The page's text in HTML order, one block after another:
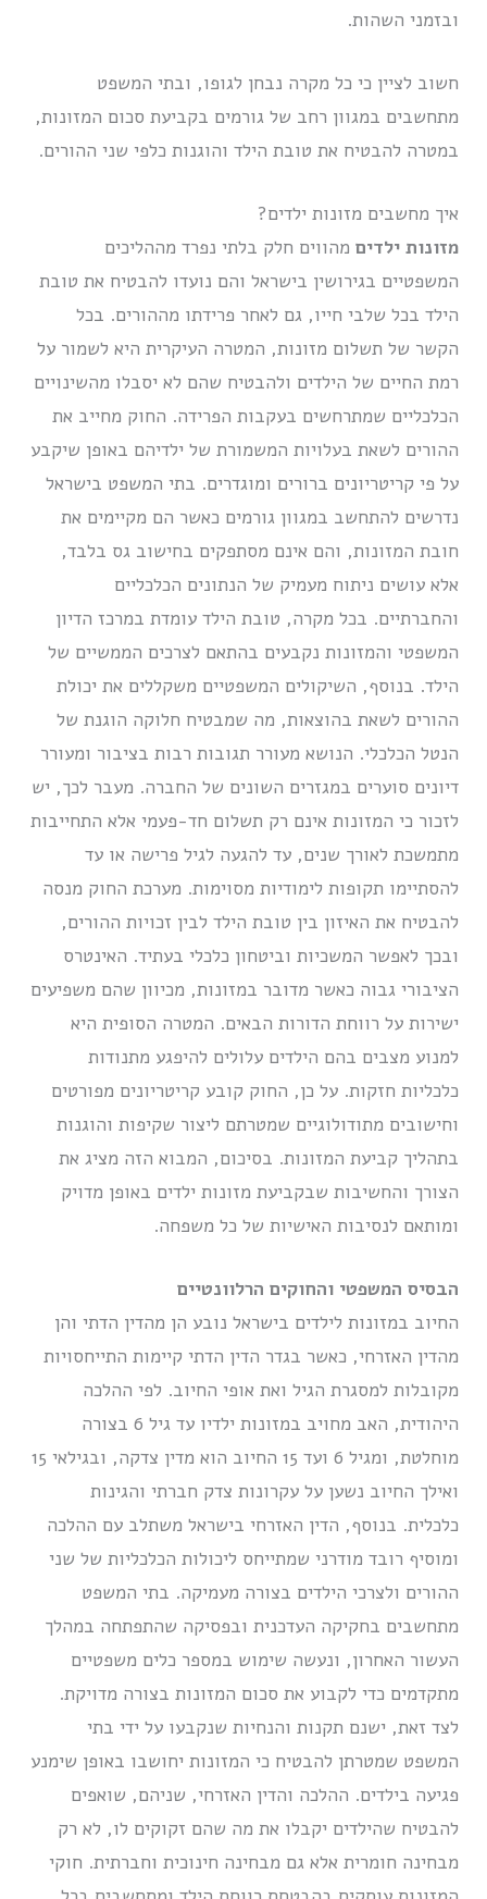
ובזמני השהות.
חשוב לציין כי כל מקרה נבחן לגופו, ובתי המשפט
מתחשבים במגוון רחב של גורמים בקביעת סכום המזונות,
במטרה להבטיח את טובת הילד והוגנות כלפי שני ההורים.
איך מחשבים מזונות ילדים?
מזונות ילדים מהווים חלק בלתי נפרד מההליכים
המשפטיים בגירושין בישראל והם נועדו להבטיח את טובת
הילד בכל שלבי חייו, גם לאחר פרידתו מההורים. בכל
הקשר של תשלום מזונות, המטרה העיקרית היא לשמור על
רמת החיים של הילדים ולהבטיח שהם לא יסבלו מהשינויים
הכלכליים שמתרחשים בעקבות הפרידה. החוק מחייב את
ההורים לשאת בעלויות המשמורת של ילדיהם באופן שיקבע
על פי קריטריונים ברורים ומוגדרים. בתי המשפט בישראל
נדרשים להתחשב במגוון גורמים כאשר הם מקיימים את
חובת המזונות, והם אינם מסתפקים בחישוב גס בלבד,
אלא עושים ניתוח מעמיק של הנתונים הכלכליים
והחברתיים. בכל מקרה, טובת הילד עומדת במרכז הדיון
המשפטי והמזונות נקבעים בהתאם לצרכים הממשיים של
הילד. בנוסף, השיקולים המשפטיים משקללים את יכולת
ההורים לשאת בהוצאות, מה שמבטיח חלוקה הוגנת של
הנטל הכלכלי. הנושא מעורר תגובות רבות בציבור ומעורר
דיונים סוערים במגזרים השונים של החברה. מעבר לכך, יש
לזכור כי המזונות אינם רק תשלום חד-פעמי אלא התחייבות
מתמשכת לאורך שנים, עד להגעה לגיל פרישה או עד
להסתיימו תקופות לימודיות מסוימות. מערכת החוק מנסה
להבטיח את האיזון בין טובת הילד לבין זכויות ההורים,
ובכך לאפשר המשכיות וביטחון כלכלי בעתיד. האינטרס
הציבורי גבוה כאשר מדובר במזונות, מכיוון שהם משפיעים
ישירות על רווחת הדורות הבאים. המטרה הסופית היא
למנוע מצבים בהם הילדים עלולים להיפגע מתנודות
כלכליות חזקות. על כן, החוק קובע קריטריונים מפורטים
וחישובים מתודולוגיים שמטרתם ליצור שקיפות והוגנות
בתהליך קביעת המזונות. בסיכום, המבוא הזה מציג את
הצורך והחשיבות שבקביעת מזונות ילדים באופן מדויק
ומותאם לנסיבות האישיות של כל משפחה.
הבסיס המשפטי והחוקים הרלוונטיים
החיוב במזונות לילדים בישראל נובע הן מהדין הדתי והן
מהדין האזרחי, כאשר בגדר הדין הדתי קיימות התייחסויות
מקובלות למסגרת הגיל ואת אופי החיוב. לפי ההלכה
היהודית, האב מחויב במזונות ילדיו עד גיל 6 בצורה
מוחלטת, ומגיל 6 ועד 15 החיוב הוא מדין צדקה, ובגילאי 15
ואילך החיוב נשען על עקרונות צדק חברתי והגינות
כלכלית. בנוסף, הדין האזרחי בישראל משתלב עם ההלכה
ומוסיף רובד מודרני שמתייחס ליכולות הכלכליות של שני
ההורים ולצרכי הילדים בצורה מעמיקה. בתי המשפט
מתחשבים בחקיקה העדכנית ובפסיקה שהתפתחה במהלך
העשור האחרון, ונעשה שימוש במספר כלים משפטיים
מתקדמים כדי לקבוע את סכום המזונות בצורה מדויקת.
לצד זאת, ישנם תקנות והנחיות שנקבעו על ידי בתי
המשפט שמטרתן להבטיח כי המזונות יחושבו באופן שימנע
פגיעה בילדים. ההלכה והדין האזרחי, שניהם, שואפים
להבטיח שהילדים יקבלו את מה שהם זקוקים לו, לא רק
מבחינה חומרית אלא גם מבחינה חינוכית וחברתית. חוקי